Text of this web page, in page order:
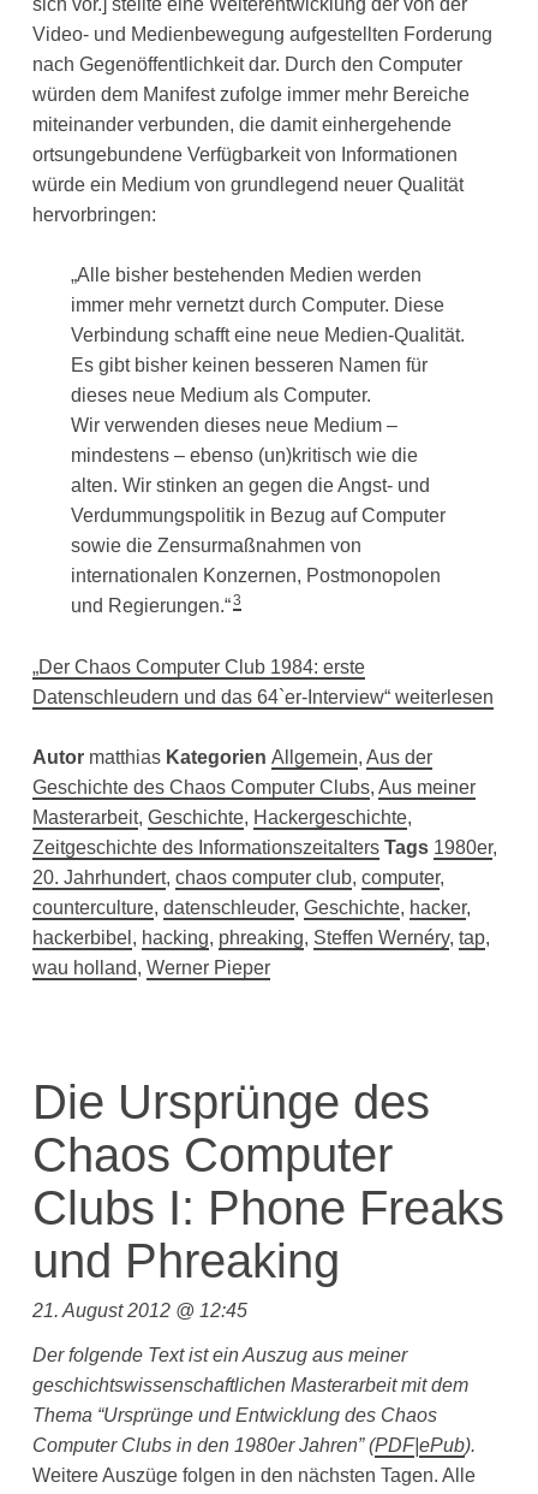
Video- und Medienbewegung aufgestellten Forderung
nach Gegenöffentlichkeit dar. Durch den Computer
würden dem Manifest zufolge immer mehr Bereiche
miteinander verbunden, die damit einhergehende
ortsungebundene Verfügbarkeit von Informationen
würde ein Medium von grundlegend neuer Qualität
hervorbringen:
„Alle bisher bestehenden Medien werden
immer mehr vernetzt durch Computer. Diese
Verbindung schafft eine neue Medien-Qualität.
Es gibt bisher keinen besseren Namen für
dieses neue Medium als Computer.
Wir verwenden dieses neue Medium –
mindestens – ebenso (un)kritisch wie die
alten. Wir stinken an gegen die Angst- und
Verdummungspolitik in Bezug auf Computer
sowie die Zensurmaßnahmen von
internationalen Konzernen, Postmonopolen
und Regierungen.“3
„Der Chaos Computer Club 1984: erste
Datenschleudern und das 64`er-Interview“ weiterlesen
Autor matthias Kategorien Allgemein, Aus der
Geschichte des Chaos Computer Clubs, Aus meiner
Masterarbeit, Geschichte, Hackergeschichte,
Zeitgeschichte des Informationszeitalters Tags 1980er,
20. Jahrhundert, chaos computer club, computer,
counterculture, datenschleuder, Geschichte, hacker,
hackerbibel , hacking, phreaking, Steffen Wernéry, tap,
wau holland, Werner Pieper
Die Ursprünge des
Chaos Computer
Clubs I: Phone Freaks
und Phreaking
21. August 2012 @ 12:45
Der folgende Text ist ein Auszug aus meiner
geschichtswissenschaftlichen Masterarbeit mit dem
Thema “Ursprünge und Entwicklung des Chaos
Computer Clubs in den 1980er Jahren” (PDF|ePub).
Weitere Auszüge folgen in den nächsten Tagen. Alle